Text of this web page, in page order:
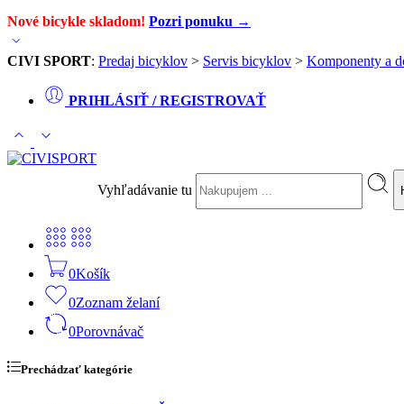
Nové bicykle skladom! Pozri ponuku →
CIVI SPORT: Predaj bicyklov > Servis bicyklov > Komponenty a
PRIHLÁSIŤ / REGISTROVAŤ
Vyhľadávanie tu
0Košík
0Zoznam želaní
0Porovnávač
Prechádzať kategórie